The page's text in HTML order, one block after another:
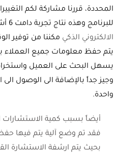
المحددة، قررنا مشاركة لكم
للبرنامج وهذه نتاج تجربة دامت 6 أشهر متواصلة، إن
الالكتروني الذكي مكننا من توفير
يتم حفظ معلومات جميع العملاء
يسهل البحث على العميل
وجيز جداً بالإضافة الى الوصول
واحدة.
أيضاً بسبب كمية الاستشارات
فقد تم وضع آلية يتم فيها
بحيث يتم ارشفة الاستشارة